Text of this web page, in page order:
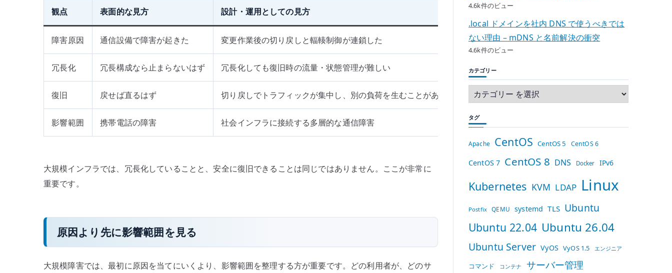
観点 表面的な見方 設計・運用としての見方
障害原因 通信設備で障害が起きた 変更作業後の切り戻しと輻輳制御が連鎖した
冗長化 冗長構成なら止まらないはず 冗長化しても復旧時の流量・状態管理が難しい
復旧 戻せば直るはず 切り戻しでトラフィックが集中し、別の負荷を生むことがある
影響範囲 携帯電話の障害 社会インフラに接続する多層的な通信障害
大規模インフラでは、冗長化していることと、安全に復旧できることは同じではありません。ここが非常に
重要です。
原因より先に影響範囲を見る
大規模障害では、最初に原因を当てにいくより、影響範囲を整理する方が重要です。どの利用者が、どのサ
4.6k件のビュー
.local ドメインを社内 DNS で使うべきでは
ない理由 – mDNS と名前解決の衝突
4.6k件のビュー
カテゴリー
タグ
Apache CentOS CentOS 5 CentOS 6
CentOS 7 CentOS 8 DNS Docker IPv6
Kubernetes KVM LDAP Linux
Postfix QEMU systemd TLS Ubuntu
Ubuntu 22.04 Ubuntu 26.04
Ubuntu Server VyOS VyOS 1.5 エンジニア
コマンド コンテナ サーバー管理